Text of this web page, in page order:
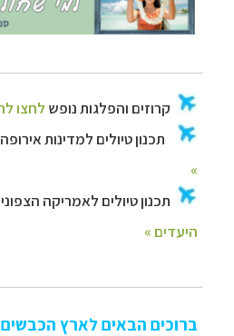
ברוכים הבאים לארץ הכבשים